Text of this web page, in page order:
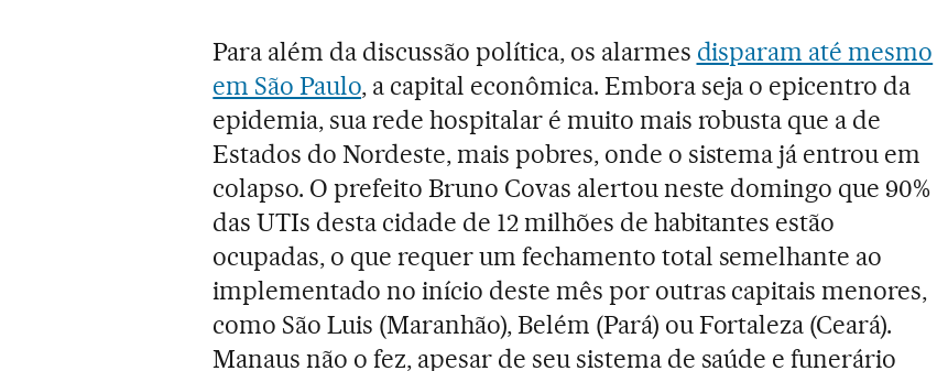
Para além da discussão política, os alarmes disparam até mesmo
em São Paulo, a capital econômica. Embora seja o epicentro da
epidemia, sua rede hospitalar é muito mais robusta que a de
Estados do Nordeste, mais pobres, onde o sistema já entrou em
colapso. O prefeito Bruno Covas alertou neste domingo que 90%
das UTIs desta cidade de 12 milhões de habitantes estão
ocupadas, o que requer um fechamento total semelhante ao
implementado no início deste mês por outras capitais menores,
como São Luis (Maranhão), Belém (Pará) ou Fortaleza (Ceará).
Manaus não o fez, apesar de seu sistema de saúde e funerário